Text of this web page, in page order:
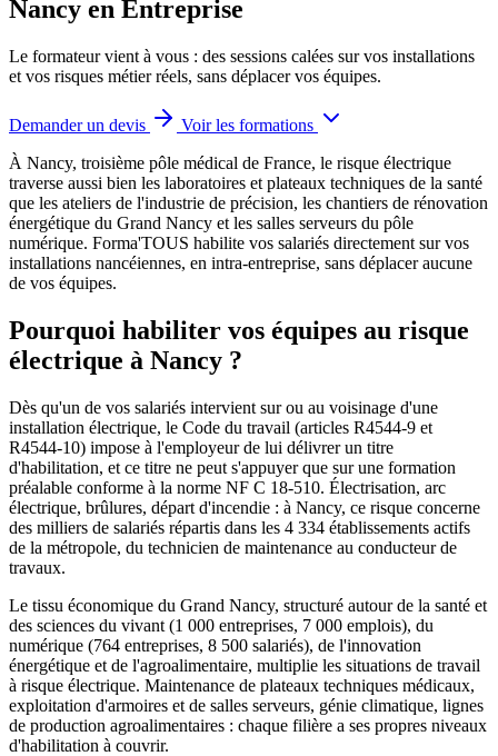
Nancy en Entreprise
Le formateur vient à vous : des sessions calées sur vos installations
et vos risques métier réels, sans déplacer vos équipes.
Demander un devis
Voir les formations
À Nancy, troisième pôle médical de France, le risque électrique
traverse aussi bien les laboratoires et plateaux techniques de la santé
que les ateliers de l'industrie de précision, les chantiers de rénovation
énergétique du Grand Nancy et les salles serveurs du pôle
numérique. Forma'TOUS habilite vos salariés directement sur vos
installations nancéiennes, en intra-entreprise, sans déplacer aucune
de vos équipes.
Pourquoi habiliter vos équipes au risque
électrique à Nancy ?
Dès qu'un de vos salariés intervient sur ou au voisinage d'une
installation électrique, le Code du travail (articles R4544-9 et
R4544-10) impose à l'employeur de lui délivrer un titre
d'habilitation, et ce titre ne peut s'appuyer que sur une formation
préalable conforme à la norme NF C 18-510. Électrisation, arc
électrique, brûlures, départ d'incendie : à Nancy, ce risque concerne
des milliers de salariés répartis dans les 4 334 établissements actifs
de la métropole, du technicien de maintenance au conducteur de
travaux.
Le tissu économique du Grand Nancy, structuré autour de la santé et
des sciences du vivant (1 000 entreprises, 7 000 emplois), du
numérique (764 entreprises, 8 500 salariés), de l'innovation
énergétique et de l'agroalimentaire, multiplie les situations de travail
à risque électrique. Maintenance de plateaux techniques médicaux,
exploitation d'armoires et de salles serveurs, génie climatique, lignes
de production agroalimentaires : chaque filière a ses propres niveaux
d'habilitation à couvrir.